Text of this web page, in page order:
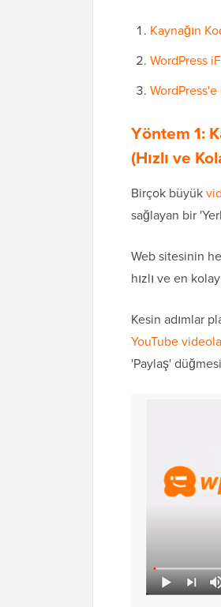
Kaynağın
WordPress
Yöntem 1:
(Hızlı ve
Birçok büyük
sağlayan bir
Web sitesinin
hızlı ve en
Kesin adımlar
YouTube
'Paylaş'